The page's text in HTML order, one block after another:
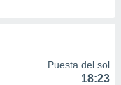
Puesta del sol
18:23